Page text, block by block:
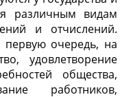
различным видам
и отчислений.
первую очередь, на
удовлетворение
общества,
работников,